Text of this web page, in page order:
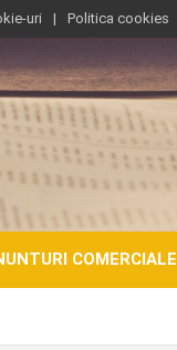
uri Politica cookies
COMERCIALE